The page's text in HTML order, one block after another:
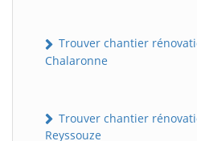
Trouver chantier
Chalaronne
Trouver chantier
Reyssouze